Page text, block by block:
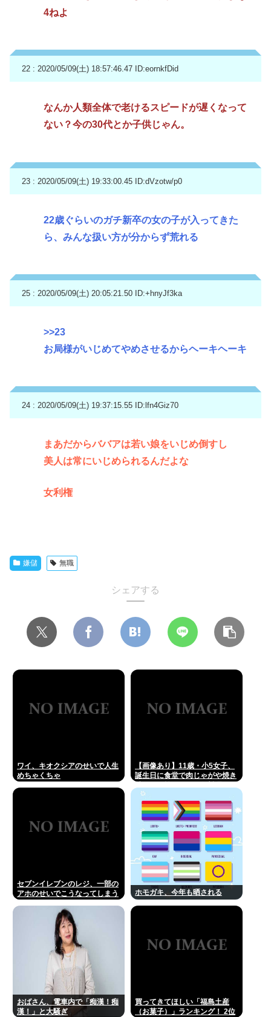
4ねよ
22 : 2020/05/09(土) 18:57:46.47 ID:eornkfDid
なんか人類全体で老けるスピードが遅くなって
ない？今の30代とか子供じゃん。
23 : 2020/05/09(土) 19:33:00.45 ID:dVzotw/p0
22歳ぐらいのガチ新卒の女の子が入ってきた
ら、みんな扱い方が分からず荒れる
25 : 2020/05/09(土) 20:05:21.50 ID:+hnyJf3ka
>>23
お局様がいじめてやめさせるからヘーキヘーキ
24 : 2020/05/09(土) 19:37:15.55 ID:lfn4Giz70
まあだからババアは若い娘をいじめ倒すし
美人は常にいじめられるんだよな
女利権
嫌儲 無職
シェアする
ワイ、キオクシアのせいで人生
めちゃくちゃ
【画像あり】11歳・小5女子、
誕生日に食堂で肉じゃがや焼き
ジサンみたいに食べる
セブンイレブンのレジ、一部の
アホのせいでこうなってしまう
ホモガキ、今年も晒される
おばさん、電車内で「痴漢！痴
漢！」と大騒ぎ
買ってきてほしい「福島土産
（お菓子）」ランキング！ 2位